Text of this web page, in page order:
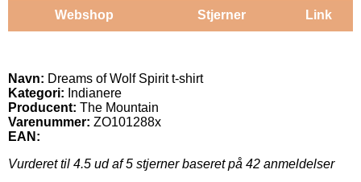
Webshop Stjerner Link
Navn: Dreams of Wolf Spirit t-shirt
Kategori: Indianere
Producent: The Mountain
Varenummer: ZO101288x
EAN:
Vurderet til 4.5 ud af 5 stjerner baseret på 42 anmeldelser